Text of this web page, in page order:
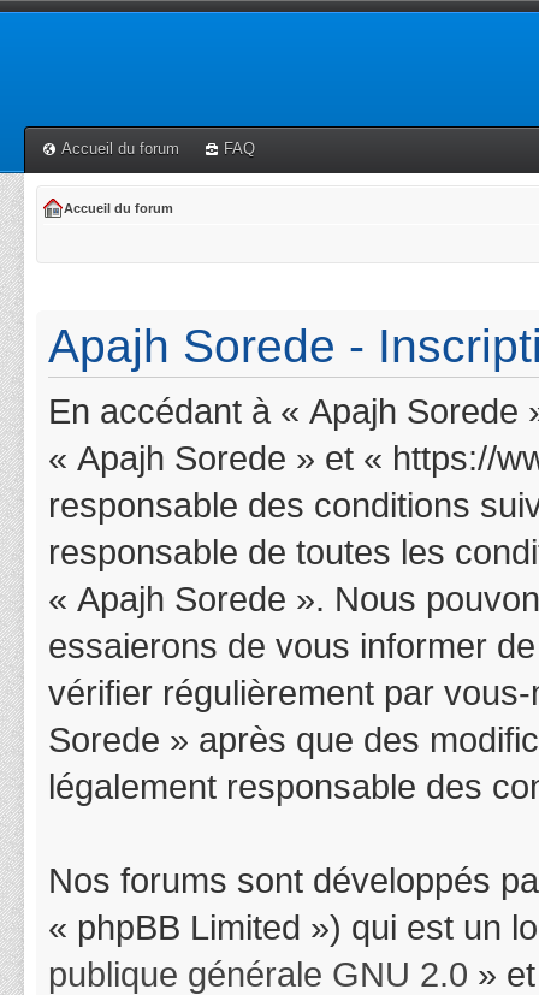
Accueil du forum FAQ
Accueil du forum
Apajh Sorede -
En accédant à « Apajh
« Apajh Sorede » et « https://
responsable des conditions
responsable de toutes les
« Apajh Sorede ». Nous
essaierons de vous informer
vérifier régulièrement par
Sorede » après que des
légalement responsable des
Nos forums sont développés
« phpBB Limited ») qui est un
publique générale GNU 2.0 »